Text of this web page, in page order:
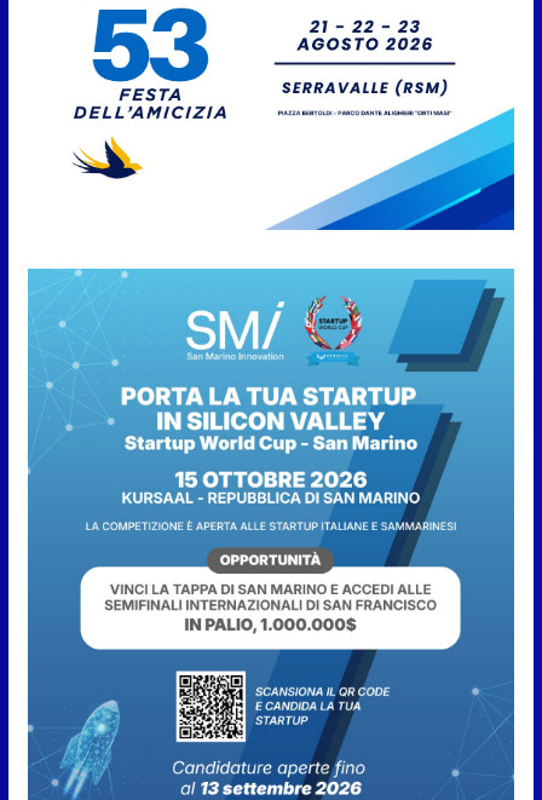
6 Agosto 2026
“San Marino Antiqua –
Leggende e storie del Titano”:
l’inequivocabile successo di
pubblico e di partecipazione
6 Agosto 2026